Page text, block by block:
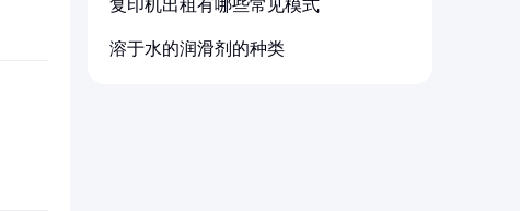
复印机出租有哪些常见模式
溶于水的润滑剂的种类